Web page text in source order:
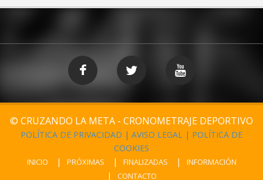
© CRUZANDO LA META - CRONOMETRAJE DEPORTIVO
POLÍTICA DE PRIVACIDAD | AVISO LEGAL | POLÍTICA DE
COOKIES
INICIO PRÓXIMAS FINALIZADAS
INFORMACIÓN
CONTACTO